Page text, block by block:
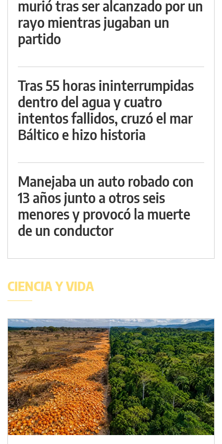
murió tras ser alcanzado por un
rayo mientras jugaban un
partido
Tras 55 horas ininterrumpidas
dentro del agua y cuatro
intentos fallidos, cruzó el mar
Báltico e hizo historia
Manejaba un auto robado con
13 años junto a otros seis
menores y provocó la muerte
de un conductor
CIENCIA Y VIDA